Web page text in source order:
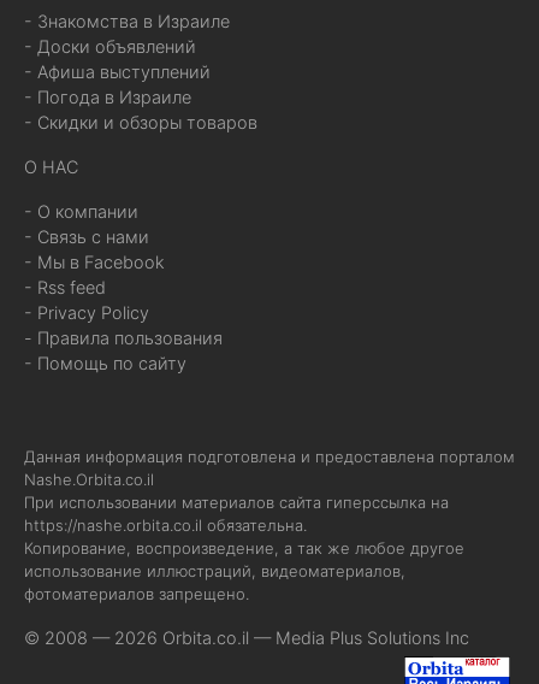
- Знакомства в Израиле
- Доски объявлений
- Афиша выступлений
- Погода в Израиле
- Скидки и обзоры товаров
О НАС
- О компании
- Связь с нами
- Мы в Facebook
- Rss feed
- Privacy Policy
- Правила пользования
- Помощь по сайту
Данная информация подготовлена и предоставлена порталом
Nashe.Orbita.co.il
При использовании материалов сайта гиперссылка на
https://nashe.orbita.co.il обязательна.
Копирование, воспроизведение, а так же любое другое
использование иллюстраций, видеоматериалов,
фотоматериалов запрещено.
© 2008 — 2026 Orbita.co.il — Media Plus Solutions Inc